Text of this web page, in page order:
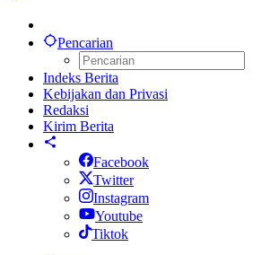
Pencarian
Indeks Berita
Kebijakan dan Privasi
Redaksi
Kirim Berita
Facebook
Twitter
Instagram
Youtube
Tiktok